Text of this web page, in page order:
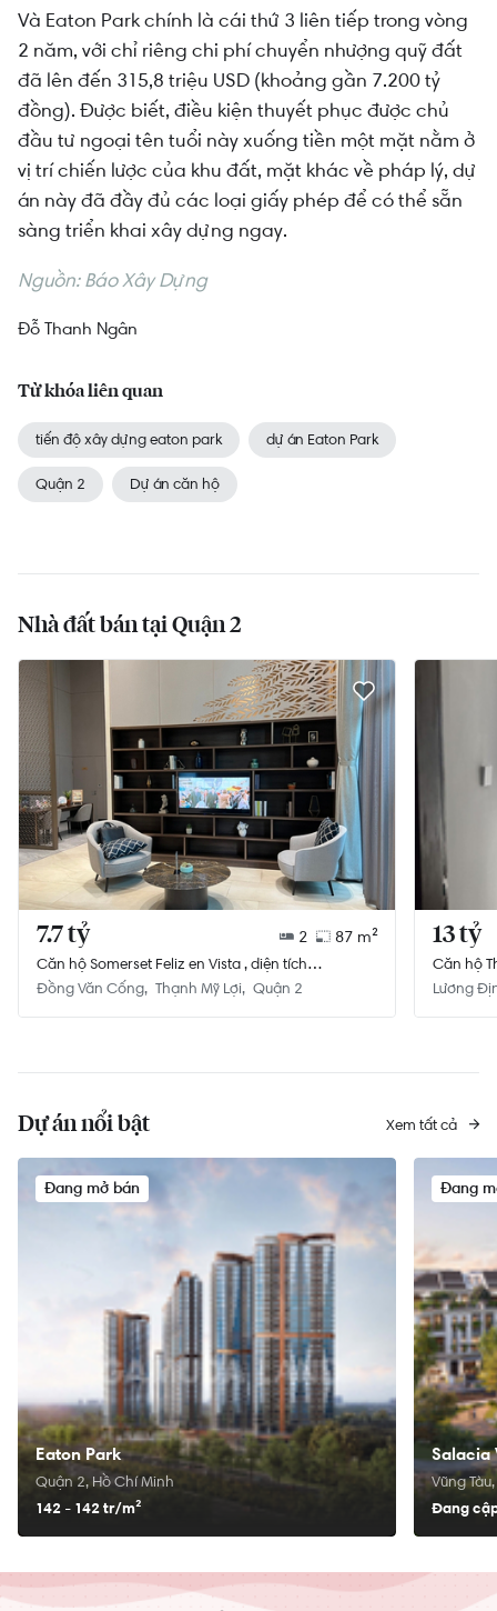
Và Eaton Park chính là cái thứ 3 liên tiếp trong vòng
2 năm, với chỉ riêng chi phí chuyển nhượng quỹ đất
đã lên đến 315,8 triệu USD (khoảng gần 7.200 tỷ
đồng). Được biết, điều kiện thuyết phục được chủ
đầu tư ngoại tên tuổi này xuống tiền một mặt nằm ở
vị trí chiến lược của khu đất, mặt khác về pháp lý, dự
án này đã đầy đủ các loại giấy phép để có thể sẵn
sàng triển khai xây dựng ngay.
Nguồn: Báo Xây Dựng
Đỗ Thanh Ngân
Từ khóa liên quan
tiến độ xây dựng eaton park dự án Eaton Park
Quận 2 Dự án căn hộ
Nhà đất bán tại Quận 2
7.7 tỷ 2 87 m²
Căn hộ Somerset Feliz en Vista , diện tích
87m²,đang có hợp đồng thuê đến 2025
Đồng Văn Cống Thạnh Mỹ Lợi Quận 2
13 tỷ
Căn hộ
Lương
Dự án nổi bật Xem tất cả
Đang mở bán
Eaton Park
Quận 2, Hồ Chí Minh
142 - 142 tr/m²
Đang
Salacia
Vũng
Đang